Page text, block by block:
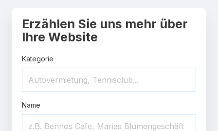
Erzählen Sie uns mehr über
Ihre Website
Kategorie
Name